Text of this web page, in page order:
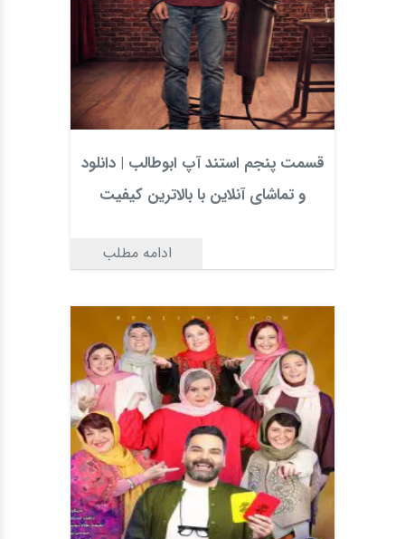
قسمت پنجم استند آپ ابوطالب | دانلود
و تماشای آنلاین با بالاترین کیفیت
ادامه مطلب